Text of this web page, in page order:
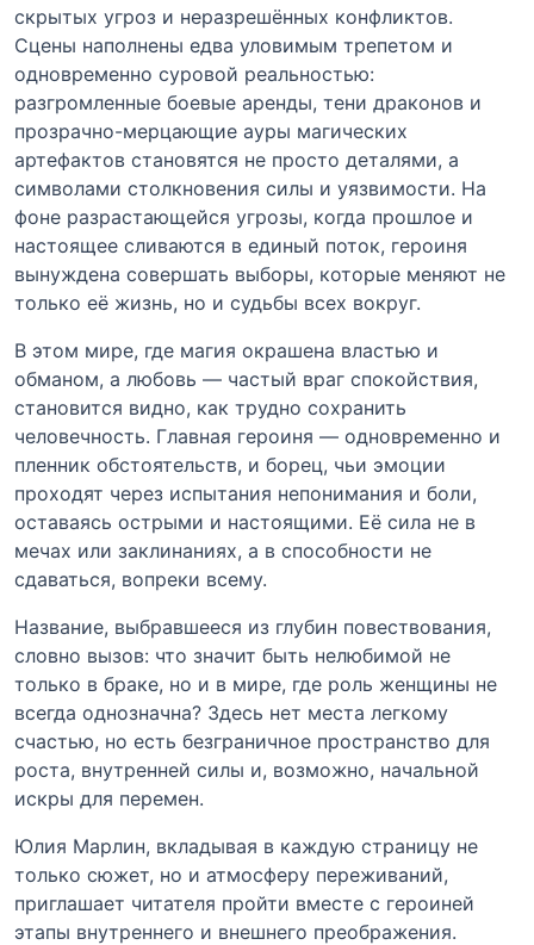
скрытых угроз и неразрешённых конфликтов.
Сцены наполнены едва уловимым трепетом и
одновременно суровой реальностью:
разгромленные боевые аренды, тени драконов и
прозрачно-мерцающие ауры магических
артефактов становятся не просто деталями, а
символами столкновения силы и уязвимости. На
фоне разрастающейся угрозы, когда прошлое и
настоящее сливаются в единый поток, героиня
вынуждена совершать выборы, которые меняют не
только её жизнь, но и судьбы всех вокруг.
В этом мире, где магия окрашена властью и
обманом, а любовь — частый враг спокойствия,
становится видно, как трудно сохранить
человечность. Главная героиня — одновременно и
пленник обстоятельств, и борец, чьи эмоции
проходят через испытания непонимания и боли,
оставаясь острыми и настоящими. Её сила не в
мечах или заклинаниях, а в способности не
сдаваться, вопреки всему.
Название, выбравшееся из глубин повествования,
словно вызов: что значит быть нелюбимой не
только в браке, но и в мире, где роль женщины не
всегда однозначна? Здесь нет места легкому
счастью, но есть безграничное пространство для
роста, внутренней силы и, возможно, начальной
искры для перемен.
Юлия Марлин, вкладывая в каждую страницу не
только сюжет, но и атмосферу переживаний,
приглашает читателя пройти вместе с героиней
этапы внутреннего и внешнего преображения.